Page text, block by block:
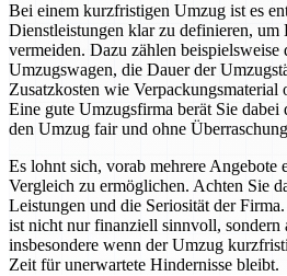
Bei einem kurzfristigen Umzug ist es
Dienstleistungen klar zu definieren, um
vermeiden. Dazu zählen beispielsweise
Umzugswagen, die Dauer der
Zusatzkosten wie Verpackungsmaterial
Eine gute Umzugsfirma berät Sie
den Umzug fair und ohne
Es lohnt sich, vorab mehrere Angebote
Vergleich zu ermöglichen. Achten Sie
Leistungen und die Seriosität der
ist nicht nur finanziell sinnvoll, sondern
insbesondere wenn der Umzug
Zeit für unerwartete Hindernisse bleibt.